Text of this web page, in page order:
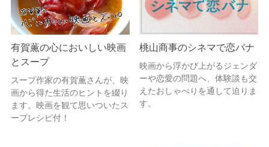
有賀薫の心においしい映画
とスープ
スープ作家の有賀薫さんが、映
画から得た生活のヒントを綴り
ます。映画を観て思いついたス
ープレシピ付！
桃山商事のシネマで恋バナ
映画から浮かび上がるジェンダ
ーや恋愛の問題へ、体験談も交
えたおしゃべりを通して迫りま
す。